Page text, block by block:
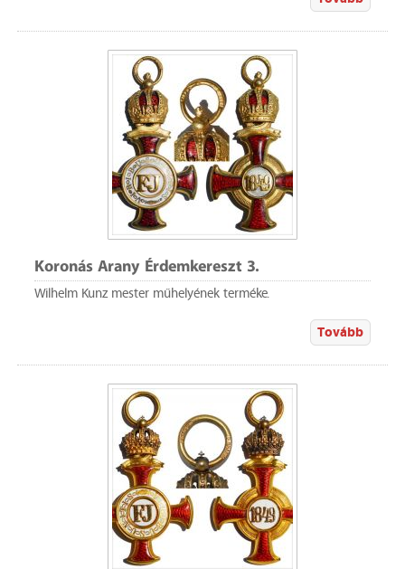
Koronás Arany Érdemkereszt 3.
Wilhelm Kunz mester műhelyének terméke.
Tovább